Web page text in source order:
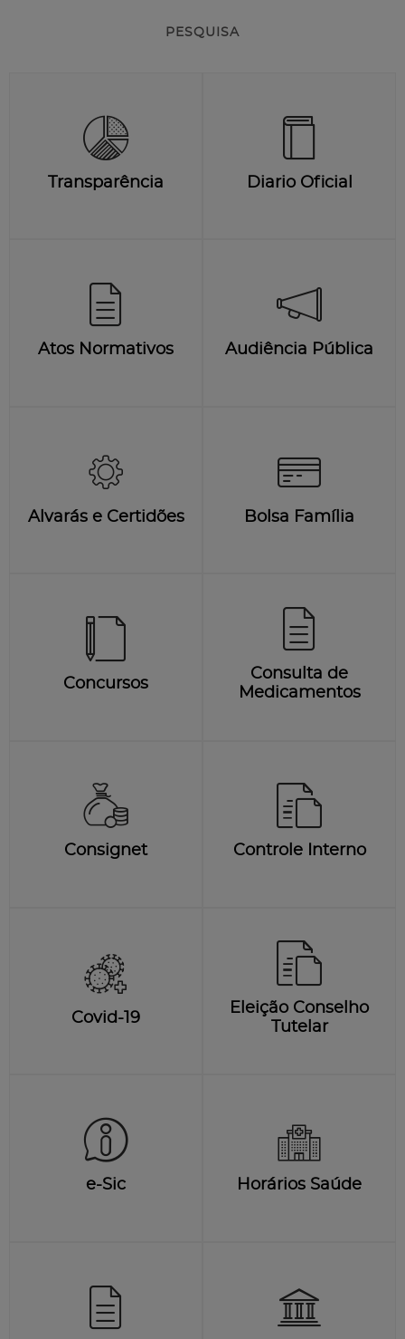
PESQUISA
Transparência Diario Oficial
Atos Normativos Audiência Pública
Alvarás e Certidões Bolsa Família
Concursos
Consulta de
Medicamentos
Consignet Controle Interno
Covid-19
Eleição Conselho
Tutelar
e-Sic Horários Saúde